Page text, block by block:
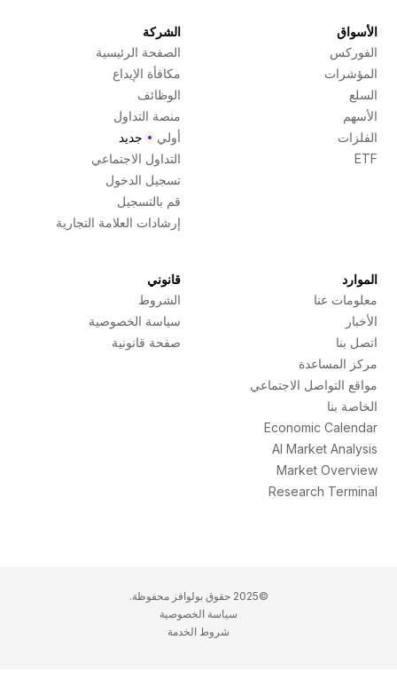
الأسواق
الفوركس
المؤشرات
السلع
الأسهم
الفلزات
ETF
الشركة
الصفحة الرئيسية
مكافأة الإيداع
الوظائف
منصة التداول
أولي
جديد
التداول الاجتماعي
تسجيل الدخول
قم بالتسجيل
إرشادات العلامة التجارية
الموارد
معلومات عنا
الأخبار
اتصل بنا
مركز المساعدة
مواقع التواصل الاجتماعي
الخاصة بنا
Economic Calendar
AI Market Analysis
Market Overview
Research Terminal
قانوني
الشروط
سياسة الخصوصية
صفحة قانونية
©2025 حقوق بولوافز محفوظة.
سياسة الخصوصية
شروط الخدمة